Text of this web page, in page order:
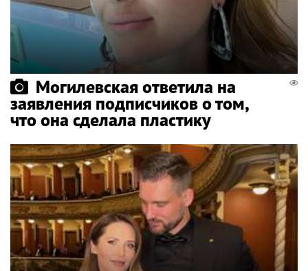
Могилевская ответила на
заявления подписчиков о том,
что она сделала пластику